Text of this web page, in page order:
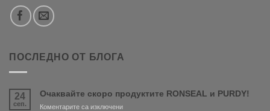
ПОСЛЕДНО ОТ БЛОГА
24
сеп.
Очаквайте скоро продуктите RONSEAL и PURDY!
Коментарите са изключениза